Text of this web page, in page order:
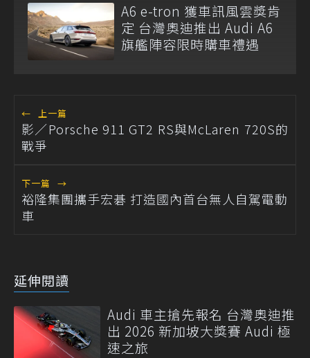
A6 e-tron 獲車訊風雲獎肯
定 台灣奧迪推出 Audi A6
旗艦陣容限時購車禮遇
← 上一篇
影／Porsche 911 GT2 RS與McLaren 720S的
戰爭
下一篇 →
裕隆集團攜手宏碁 打造國內首台無人自駕電動
車
延伸閱讀
Audi 車主搶先報名 台灣奧迪推
出 2026 新加坡大獎賽 Audi 極
速之旅